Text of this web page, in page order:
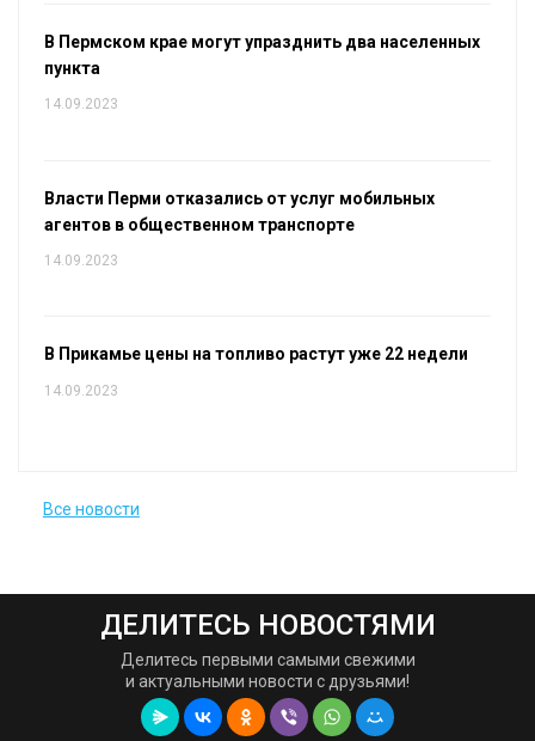
В Пермском крае могут упразднить два населенных
пункта
14.09.2023
Власти Перми отказались от услуг мобильных
агентов в общественном транспорте
14.09.2023
В Прикамье цены на топливо растут уже 22 недели
14.09.2023
Все новости
ДЕЛИТЕСЬ НОВОСТЯМИ
Делитесь первыми самыми свежими
и актуальными новости с друзьями!